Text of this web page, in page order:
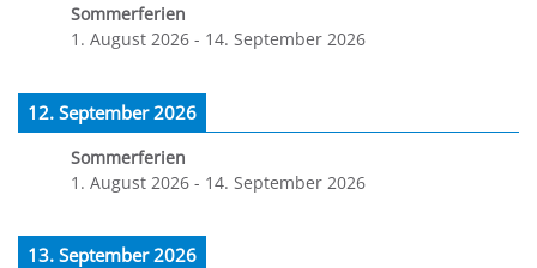
Sommerferien
1. August 2026 - 14. September 2026
12. September 2026
Sommerferien
1. August 2026 - 14. September 2026
13. September 2026